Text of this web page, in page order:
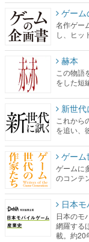
ゲー
名作ゲー
し、ヒッ
赫本
この物語
をした短
新世代
これから
を追い、
ゲーム
ゲームに
のコンテ
日本
日本のモ
網羅する
載。約20